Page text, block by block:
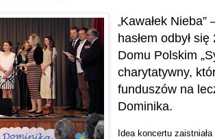
Kawałek Nieba”
hasłem odbył
Domu Polskim
charytatywny,
funduszów na
Dominika.
Idea koncertu